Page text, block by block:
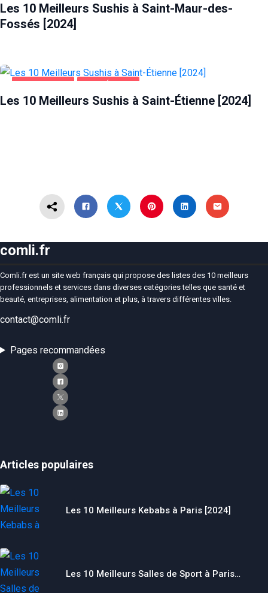
Les 10 Meilleurs Sushis à Saint-Maur-des-
Fossés [2024]
Les 10 Meilleurs Sushis à Saint-Étienne [2024]
comli.fr
Comli.fr est un site web français qui propose des listes des 10 meilleurs
professionnels et services dans diverses catégories telles que santé et
beauté, entreprises, alimentation et plus, à travers différentes villes.
contact@comli.fr
Pages recommandées
Articles populaires
Les 10 Meilleurs Kebabs à Paris [2024]
Les 10 Meilleurs Salles de Sport à Paris…